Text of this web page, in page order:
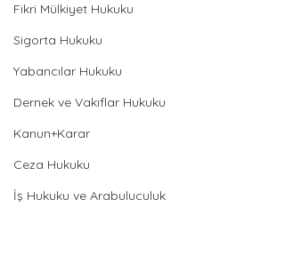
Fikri Mülkiyet Hukuku
Sigorta Hukuku
Yabancılar Hukuku
Dernek ve Vakıflar Hukuku
Kanun+Karar
Ceza Hukuku
İş Hukuku ve Arabuluculuk